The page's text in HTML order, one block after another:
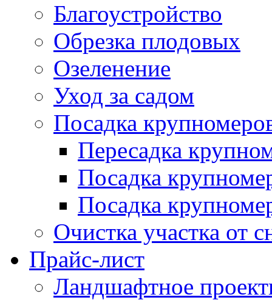
Благоустройство
Обрезка плодовых
Озеленение
Уход за садом
Посадка
Пересадка
Посадка
Посадка
Очистка участка от
Прайс-лист
Ландшафтное